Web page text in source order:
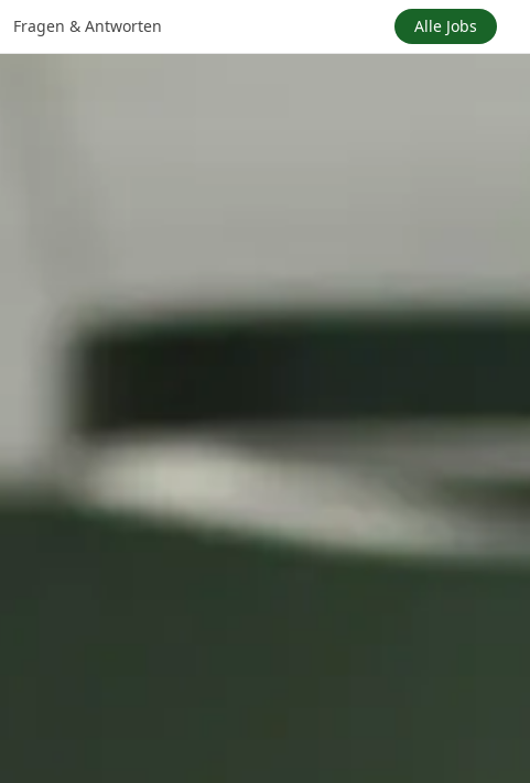
Fragen & Antworten Alle Jobs